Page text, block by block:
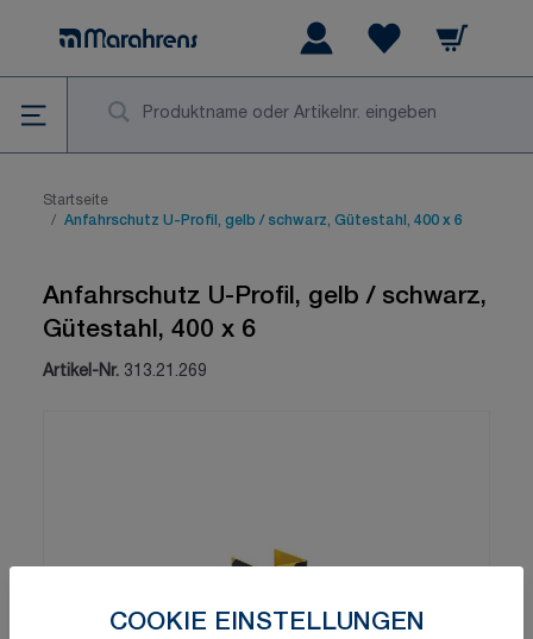
COOKIE EINSTELLUNGEN
Warenkorb
Startseite
/ Anfahrschutz U-Profil, gelb / schwarz, Gütestahl, 400 x 6
Anfahrschutz U-Profil, gelb / schwarz,
Gütestahl, 400 x 6
Artikel-Nr. 313.21.269